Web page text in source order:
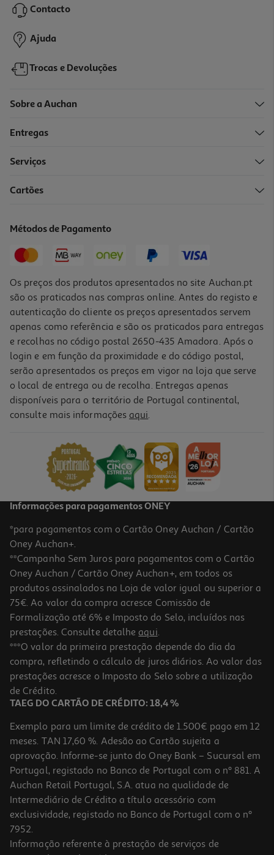
15,99 €
Figura Funko Pop Animation- Sd S1- Lu
15,99 €
5.0
Figura Funko Pop Animation: Kpop Dh- Derpy
15.99 €/un
15,99 €
Contacto
Ajuda
Trocas e Devoluções
Sobre a Auchan
Entregas
Serviços
Cartões
Métodos de Pagamento
Os preços dos produtos apresentados no site Auchan.pt
são os praticados nas compras online. Antes do registo e
autenticação do cliente os preços apresentados servem
apenas como referência e são os praticados para entregas
e recolhas no código postal 2650-435 Amadora. Após o
login e em função da proximidade e do código postal,
serão apresentados os preços em vigor na loja que serve
o local de entrega ou de recolha. Entregas apenas
disponíveis para o território de Portugal continental,
consulte mais informações aqui.
Informações para pagamentos ONEY
*para pagamentos com o Cartão Oney Auchan / Cartão
Oney Auchan+.
**Campanha Sem Juros para pagamentos com o Cartão
Oney Auchan / Cartão Oney Auchan+, em todos os
produtos assinalados na Loja de valor igual ou superior a
75€. Ao valor da compra acresce Comissão de
Formalização até 6% e Imposto do Selo, incluídos nas
prestações. Consulte detalhe aqui.
***O valor da primeira prestação depende do dia da
compra, refletindo o cálculo de juros diários. Ao valor das
prestações acresce o Imposto do Selo sobre a utilização
de Crédito.
TAEG DO CARTÃO DE CRÉDITO: 18,4 %
Exemplo para um limite de crédito de 1.500€ pago em 12
meses. TAN 17,60 %. Adesão ao Cartão sujeita a
aprovação. Informe-se junto do Oney Bank – Sucursal em
Portugal, registado no Banco de Portugal com o nº 881. A
Auchan Retail Portugal, S.A. atua na qualidade de
Intermediário de Crédito a título acessório com
exclusividade, registado no Banco de Portugal com o nº
7952.
Informação referente à prestação de serviços de